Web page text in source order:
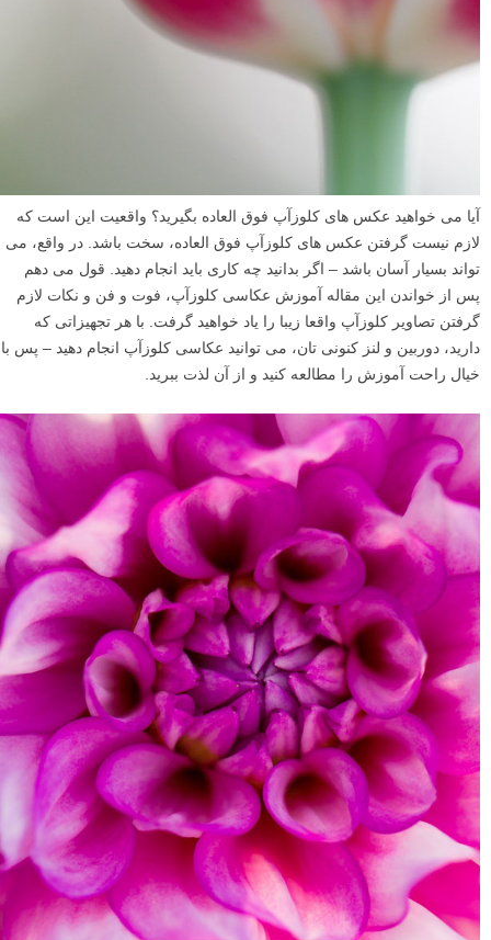
آیا می خواهید عکس های کلوزآپ فوق العاده بگیرید؟ واقعیت این است که
لازم نیست گرفتن عکس های کلوزآپ فوق العاده، سخت باشد. در واقع، می
تواند بسیار آسان باشد – اگر بدانید چه کاری باید انجام دهید. قول می دهم
پس از خواندن این مقاله آموزش عکاسی کلوزآپ، فوت و فن و نکات لازم
گرفتن تصاویر کلوزآپ واقعا زیبا را یاد خواهید گرفت. با هر تجهیزاتی که
دارید، دوربین و لنز کنونی تان، می توانید عکاسی کلوزآپ انجام دهید – پس با
خیال راحت آموزش را مطالعه کنید و از آن لذت ببرید.